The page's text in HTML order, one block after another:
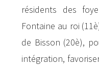
résidents des
Fontaine au roi
de Bisson (20è),
intégration,